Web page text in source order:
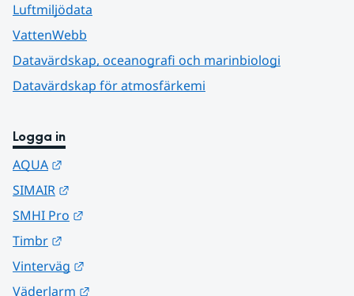
Luftmiljödata
VattenWebb
Datavärdskap, oceanografi och marinbiologi
Datavärdskap för atmosfärkemi
Logga in
AQUA
SIMAIR
SMHI Pro
Timbr
Vinterväg
Väderlarm